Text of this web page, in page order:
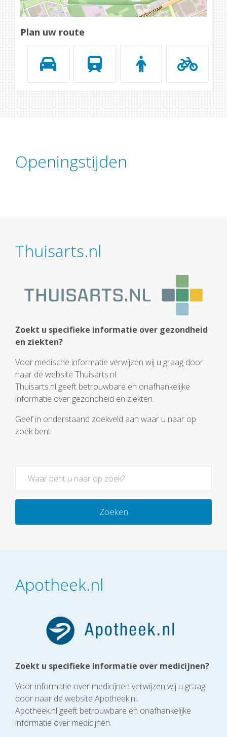
Plan uw route
Openingstijden
Thuisarts.nl
Zoekt u specifieke informatie over gezondheid
en ziekten?
Voor medische informatie verwijzen wij u graag door
naar de website Thuisarts.nl.
Thuisarts.nl geeft betrouwbare en onafhankelijke
informatie over gezondheid en ziekten.
Geef in onderstaand zoekveld aan waar u naar op
zoek bent
Zoeken
Apotheek.nl
Zoekt u specifieke informatie over medicijnen?
Voor informatie over medicijnen verwijzen wij u graag
door naar de website Apotheek.nl.
Apotheek.nl geeft betrouwbare en onafhankelijke
informatie over medicijnen.